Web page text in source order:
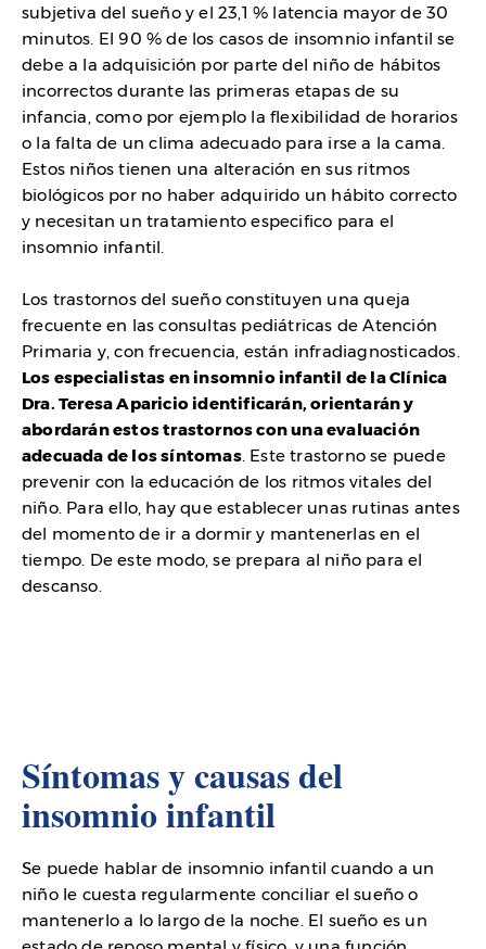
subjetiva del sueño y el 23,1 % latencia mayor de 30
minutos. El 90 % de los casos de insomnio infantil se
debe a la adquisición por parte del niño de hábitos
incorrectos durante las primeras etapas de su
infancia, como por ejemplo la flexibilidad de horarios
o la falta de un clima adecuado para irse a la cama.
Estos niños tienen una alteración en sus ritmos
biológicos por no haber adquirido un hábito correcto
y necesitan un tratamiento especifico para el
insomnio infantil.
Los trastornos del sueño constituyen una queja
frecuente en las consultas pediátricas de Atención
Primaria y, con frecuencia, están infradiagnosticados.
Los especialistas en insomnio infantil de la Clínica
Dra. Teresa Aparicio identificarán, orientarán y
abordarán estos trastornos con una evaluación
adecuada de los síntomas. Este trastorno se puede
prevenir con la educación de los ritmos vitales del
niño. Para ello, hay que establecer unas rutinas antes
del momento de ir a dormir y mantenerlas en el
tiempo. De este modo, se prepara al niño para el
descanso.
Síntomas y causas del
insomnio infantil
Se puede hablar de insomnio infantil cuando a un
niño le cuesta regularmente conciliar el sueño o
mantenerlo a lo largo de la noche. El sueño es un